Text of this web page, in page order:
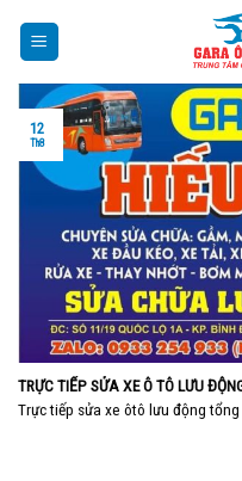
TRỰC TIẾP SỬA XE Ô TÔ LƯU
SÀI GÒN ĐÊM KHUYA
Trực tiếp sửa xe ôtô lưu động
12
Th8